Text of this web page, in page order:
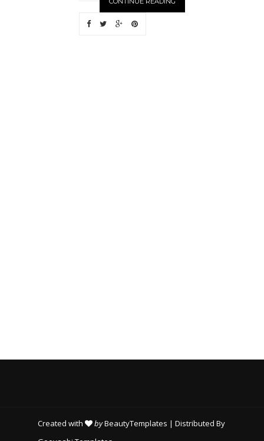
N
Created with byBeautyTemplates | Distributed By